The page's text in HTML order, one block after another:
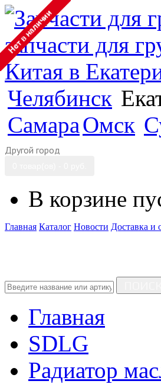
Челябинск
СамараОмск
Другой город
В корзине
Главная Каталог Новости Доставка и
Главная
SDLG
Радиатор